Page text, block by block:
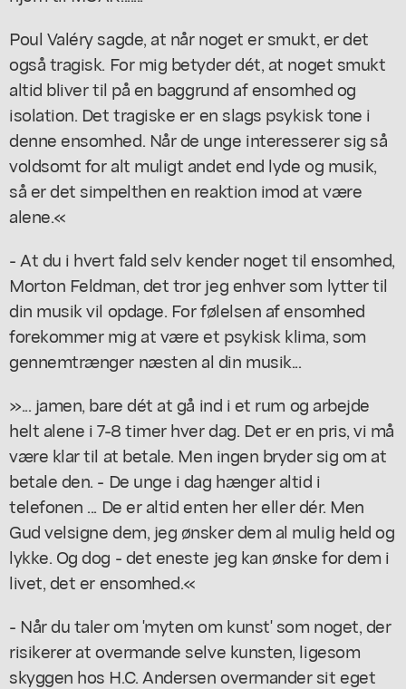
Poul Valéry sagde, at når noget er smukt, er det
også tragisk. For mig betyder dét, at noget smukt
altid bliver til på en baggrund af ensomhed og
isolation. Det tragiske er en slags psykisk tone i
denne ensomhed. Når de unge interesserer sig så
voldsomt for alt muligt andet end lyde og musik,
så er det simpelthen en reaktion imod at være
alene.«
- At du i hvert fald selv kender noget til ensomhed,
Morton Feldman, det tror jeg enhver som lytter til
din musik vil opdage. For følelsen af ensomhed
forekommer mig at være et psykisk klima, som
gennemtrænger næsten al din musik...
»... jamen, bare dét at gå ind i et rum og arbejde
helt alene i 7-8 timer hver dag. Det er en pris, vi må
være klar til at betale. Men ingen bryder sig om at
betale den. - De unge i dag hænger altid i
telefonen ... De er altid enten her eller dér. Men
Gud velsigne dem, jeg ønsker dem al mulig held og
lykke. Og dog - det eneste jeg kan ønske for dem i
livet, det er ensomhed.«
- Når du taler om 'myten om kunst' som noget, der
risikerer at overmande selve kunsten, ligesom
skyggen hos H.C. Andersen overmander sit eget